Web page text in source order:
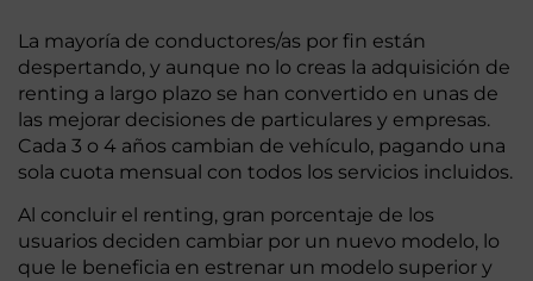
La mayoría de conductores/as por fin están
despertando, y aunque no lo creas la adquisición de
renting a largo plazo se han convertido en unas de
las mejorar decisiones de particulares y empresas.
Cada 3 o 4 años cambian de vehículo, pagando una
sola cuota mensual con todos los servicios incluidos.
Al concluir el renting, gran porcentaje de los
usuarios deciden cambiar por un nuevo modelo, lo
que le beneficia en estrenar un modelo superior y